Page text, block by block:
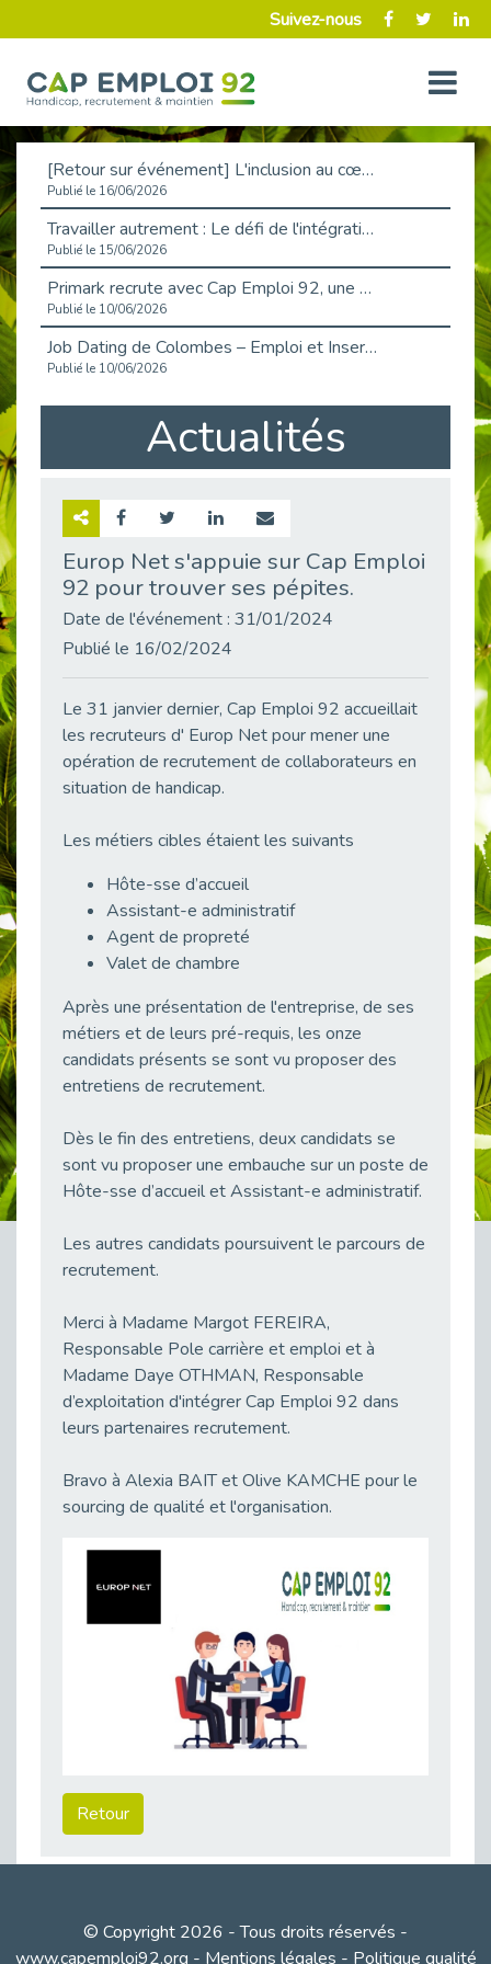
Suivez-nous
[Retour sur événement] L'inclusion au cœur de la Place de l'Emploi à La Défense !
Publié le 16/06/2026
Travailler autrement : Le défi de l'intégration des maladies chroniques en entreprise
Publié le 15/06/2026
Primark recrute avec Cap Emploi 92, une matinée couronnée de succès !
Publié le 10/06/2026
Job Dating de Colombes – Emploi et Insertion
Publié le 10/06/2026
Aborder l'entretien et la situation de handicap en toute confiance
Publié le 09/06/2026
Retour sur l’atelier « Optimiser sa recherche d’emploi »
« Confiance en soi et acceptation du handicap » : un levier puissant vers l’emploi
Handicap et emploi : une matinée pour briser les tabous
Publié le 21/05/2026
Publié le 18/05/2026
Publié le 12/05/2026
Publié le 12/05/2026
38 vidéos pour comprendre et agir durablement
Publié le 04/05/2026
Le taux d’emploi direct dans la fonction publique dépasse 6 % en 2025
Publié le 04/05/2026
Publié le 01/05/2026
Témoignage : Le parcours de Marc, 44 ans
Publié le 30/04/2026
L’Aménagement Raisonnable : Un Levier pour l’Équité
Publié le 29/04/2026
28 avril : Agir ensemble pour une culture de prévention au travail
Publié le 27/04/2026
Mobilisation pour l’alternance et le handicap
Publié le 24/04/2026
Handicap moteur et emploi : réussir ses recrutements vidéo
Publié le 22/04/2026
L’équipe de Cap Emploi 92 s’agrandit : Bienvenue à Charmila, Khoudia et Fadila !
Publié le 13/04/2026
L’alternance pour tous : Cap Emploi 92 et Seine Ouest Entreprise et Emploi mobilisés à Boulogne-Billancourt
Actualités
Europ Net s'appuie sur Cap Emploi
92 pour trouver ses pépites.
Date de l'événement : 31/01/2024
Publié le 16/02/2024
Le 31 janvier dernier, Cap Emploi 92 accueillait
les recruteurs d' Europ Net pour mener une
opération de recrutement de collaborateurs en
situation de handicap.
Les métiers cibles étaient les suivants
Hôte-sse d’accueil
Assistant-e administratif
Agent de propreté
Valet de chambre
Après une présentation de l'entreprise, de ses
métiers et de leurs pré-requis, les onze
candidats présents se sont vu proposer des
entretiens de recrutement.
Dès le fin des entretiens, deux candidats se
sont vu proposer une embauche sur un poste de
Hôte-sse d’accueil et Assistant-e administratif.
Les autres candidats poursuivent le parcours de
recrutement.
Merci à Madame Margot FEREIRA,
Responsable Pole carrière et emploi et à
Madame Daye OTHMAN, Responsable
d’exploitation d'intégrer Cap Emploi 92 dans
leurs partenaires recrutement.
Bravo à Alexia BAIT et Olive KAMCHE pour le
sourcing de qualité et l'organisation.
Retour
© Copyright 2026 - Tous droits réservés -
www.capemploi92.org - Mentions légales - Politique qualité